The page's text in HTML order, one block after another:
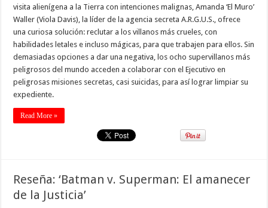
visita alienígena a la Tierra con intenciones malignas, Amanda ‘El Muro’
Waller (Viola Davis), la líder de la agencia secreta A.R.G.U.S., ofrece
una curiosa solución: reclutar a los villanos más crueles, con
habilidades letales e incluso mágicas, para que trabajen para ellos. Sin
demasiadas opciones a dar una negativa, los ocho supervillanos más
peligrosos del mundo acceden a colaborar con el Ejecutivo en
peligrosas misiones secretas, casi suicidas, para así lograr limpiar su
expediente.
Read More »
Reseña: ‘Batman v. Superman: El amanecer
de la Justicia’